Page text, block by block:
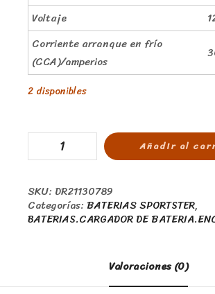
Voltaje
Corriente arranque en frío
(CCA)/amperios
2 disponibles
Añadir al
SKU: DR21130789
Categorías: BATERIAS SPORTSTER,
BATERIAS.CARGADOR DE
Valoraciones (0)